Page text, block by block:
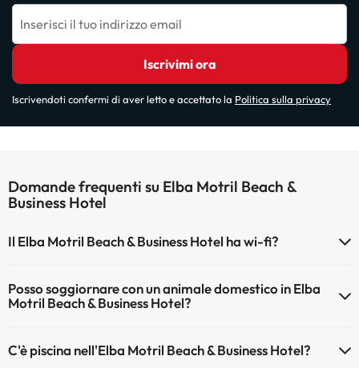
Inserisci il tuo indirizzo email
Iscrivimi ora
Iscrivendoti confermi di aver letto e accettato la Politica sulla privacy
Domande frequenti su Elba Motril Beach &
Business Hotel
Il Elba Motril Beach & Business Hotel ha wi-fi?
Posso soggiornare con un animale domestico in Elba
Motril Beach & Business Hotel?
C'è piscina nell'Elba Motril Beach & Business Hotel?